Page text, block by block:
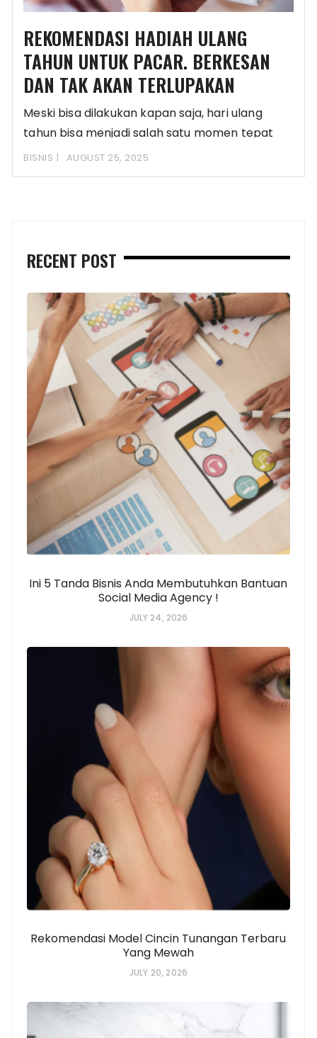
REKOMENDASI HADIAH ULANG
TAHUN UNTUK PACAR. BERKESAN
DAN TAK AKAN TERLUPAKAN
Meski bisa dilakukan kapan saja, hari ulang
tahun bisa menjadi salah satu momen tepat
untuk
BISNIS AUGUST 25, 2025
RECENT POST
Ini 5 Tanda Bisnis Anda Membutuhkan Bantuan
Social Media Agency !
JULY 24, 2026
Rekomendasi Model Cincin Tunangan Terbaru
Yang Mewah
JULY 20, 2026